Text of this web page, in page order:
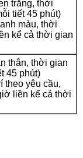
trắng, thời
tiết 45 phút)
màu, thời
kể cả thời gian
thân, thời gian
45 phút)
theo yêu cầu,
liền kể cả thời